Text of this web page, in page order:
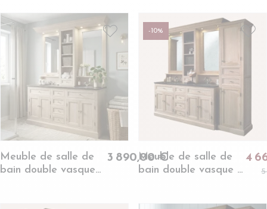
Meuble de salle de
bain double vasque
3 890,00 €
-10%
Meuble de salle de
bain double vasque +
4
5